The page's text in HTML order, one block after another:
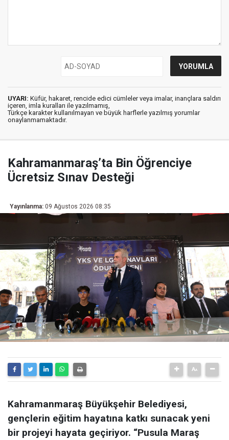
UYARI: Küfür, hakaret, rencide edici cümleler veya imalar, inançlara saldırı
içeren, imla kuralları ile yazılmamış,
Türkçe karakter kullanılmayan ve büyük harflerle yazılmış yorumlar
onaylanmamaktadır.
Kahramanmaraş’ta Bin Öğrenciye
Ücretsiz Sınav Desteği
Yayınlanma: 09 Ağustos 2026 08:35
Kahramanmaraş Büyükşehir Belediyesi,
gençlerin eğitim hayatına katkı sunacak yeni
bir projeyi hayata geçiriyor. “Pusula Maraş